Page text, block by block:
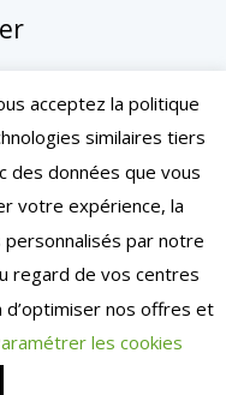
générales de vente
droits réservés
acceptez la politique
similaires tiers
des données que vous
votre expérience, la
par notre
regard de vos centres
nos offres et
les cookies